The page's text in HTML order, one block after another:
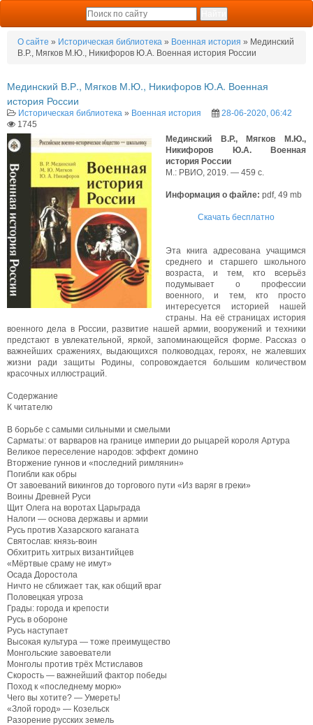
О сайте » Историческая библиотека » Военная история » Мединский
В.Р., Мягков М.Ю., Никифоров Ю.А. Военная история России
Мединский В.Р., Мягков М.Ю., Никифоров Ю.А. Военная
история России
Историческая библиотека » Военная история
28-06-2020, 06:42
1745
Мединский В.Р., Мягков М.Ю.,
Никифоров Ю.А. Военная
история России
М.: РВИО, 2019. — 459 с.
Информация о файле: pdf, 49 mb
Скачать бесплатно
Эта книга адресована учащимся
среднего и старшего школьного
возраста, и тем, кто всерьёз
подумывает о профессии
военного, и тем, кто просто
интересуется историей нашей
страны. На её страницах история
военного дела в России, развитие нашей армии, вооружений и техники
предстают в увлекательной, яркой, запоминающейся форме. Рассказ о
важнейших сражениях, выдающихся полководцах, героях, не жалевших
жизни ради защиты Родины, сопровождается большим количеством
красочных иллюстраций.
Содержание
К читателю
В борьбе с самыми сильными и смелыми
Сарматы: от варваров на границе империи до рыцарей короля Артура
Великое переселение народов: эффект домино
Вторжение гуннов и «последний римлянин»
Погибли как обры
От завоеваний викингов до торгового пути «Из варяг в греки»
Воины Древней Руси
Щит Олега на воротах Царьграда
Налоги — основа державы и армии
Русь против Хазарского каганата
Святослав: князь-воин
Обхитрить хитрых византийцев
«Мёртвые сраму не имут»
Осада Доростола
Ничто не сближает так, как общий враг
Половецкая угроза
Грады: города и крепости
Русь в обороне
Русь наступает
Высокая культура — тоже преимущество
Монгольские завоеватели
Монголы против трёх Мстиславов
Скорость — важнейший фактор победы
Поход к «последнему морю»
Чего вы хотите? — Умереть!
«Злой город» — Козельск
Разорение русских земель